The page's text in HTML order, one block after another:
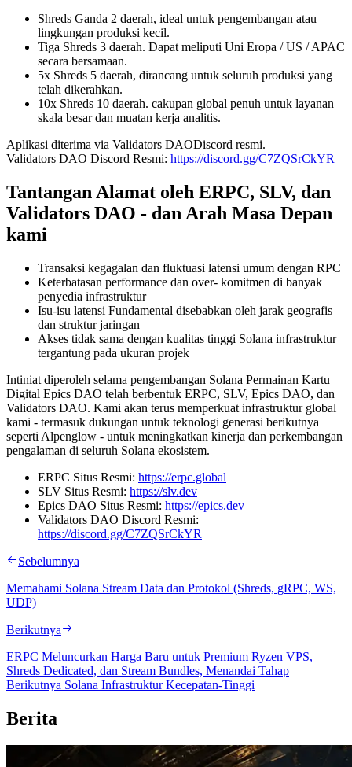
Shreds Ganda 2 daerah, ideal untuk pengembangan atau
lingkungan produksi kecil.
Tiga Shreds 3 daerah. Dapat meliputi Uni Eropa / US / APAC
secara bersamaan.
5x Shreds 5 daerah, dirancang untuk seluruh produksi yang
telah dikerahkan.
10x Shreds 10 daerah. cakupan global penuh untuk layanan
skala besar dan muatan kerja analitis.
Aplikasi diterima via Validators DAODiscord resmi.
Validators DAO Discord Resmi: https://discord.gg/C7ZQSrCkYR
Tantangan Alamat oleh ERPC, SLV, dan
Validators DAO - dan Arah Masa Depan
kami
Transaksi kegagalan dan fluktuasi latensi umum dengan RPC
Keterbatasan performance dan over- komitmen di banyak
penyedia infrastruktur
Isu-isu latensi Fundamental disebabkan oleh jarak geografis
dan struktur jaringan
Akses tidak sama dengan kualitas tinggi Solana infrastruktur
tergantung pada ukuran projek
Intiniat diperoleh selama pengembangan Solana Permainan Kartu
Digital Epics DAO telah berbentuk ERPC, SLV, Epics DAO, dan
Validators DAO. Kami akan terus memperkuat infrastruktur global
kami - termasuk dukungan untuk teknologi generasi berikutnya
seperti Alpenglow - untuk meningkatkan kinerja dan perkembangan
pengalaman di seluruh Solana ekosistem.
ERPC Situs Resmi: https://erpc.global
SLV Situs Resmi: https://slv.dev
Epics DAO Situs Resmi: https://epics.dev
Validators DAO Discord Resmi:
https://discord.gg/C7ZQSrCkYR
Sebelumnya
Memahami Solana Stream Data dan Protokol (Shreds, gRPC, WS,
UDP)
Berikutnya
ERPC Meluncurkan Harga Baru untuk Premium Ryzen VPS,
Shreds Dedicated, dan Stream Bundles, Menandai Tahap
Berikutnya Solana Infrastruktur Kecepatan-Tinggi
Berita